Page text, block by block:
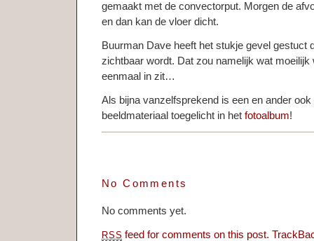
gemaakt met de convectorput. Morgen de
en dan kan de vloer dicht.
Buurman Dave heeft het stukje gevel gestuct
zichtbaar wordt. Dat zou namelijk wat moeilijk
eenmaal in zit…
Als bijna vanzelfsprekend is een en ander
beeldmateriaal toegelicht in het fotoalbum!
No Comments
No comments yet.
RSS feed for comments on this post.